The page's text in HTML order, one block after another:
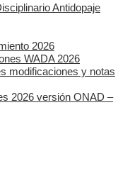
Antidopaje
2026
WADA 2026
modificaciones y notas
2026 versión ONAD –